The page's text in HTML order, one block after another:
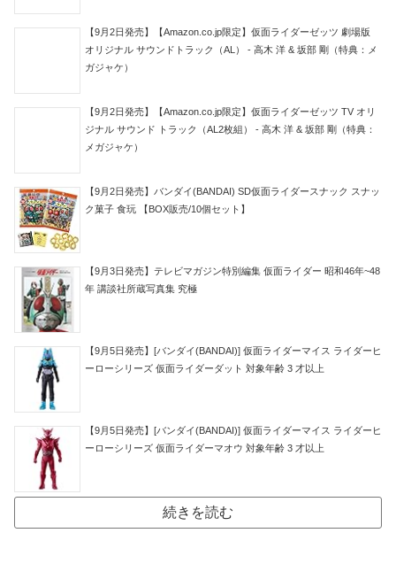
【9月2日発売】【Amazon.co.jp限定】仮面ライダーゼッツ 劇場版
オリジナル サウンドトラック（AL） - 高木 洋 & 坂部 剛（特典：メ
ガジャケ）
【9月2日発売】【Amazon.co.jp限定】仮面ライダーゼッツ TV オリ
ジナル サウンド トラック（AL2枚組） - 高木 洋 & 坂部 剛（特典：
メガジャケ）
【9月2日発売】バンダイ(BANDAI) SD仮面ライダースナック スナッ
ク菓子 食玩 【BOX販売/10個セット】
【9月3日発売】テレビマガジン特別編集 仮面ライダー 昭和46年~48
年 講談社所蔵写真集 究極
【9月5日発売】[バンダイ(BANDAI)] 仮面ライダーマイス ライダーヒ
ーローシリーズ 仮面ライダーダット 対象年齢 3 才以上
【9月5日発売】[バンダイ(BANDAI)] 仮面ライダーマイス ライダーヒ
ーローシリーズ 仮面ライダーマオウ 対象年齢 3 才以上
続きを読む